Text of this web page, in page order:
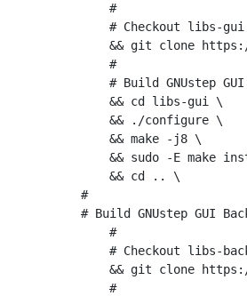
    #
    # Checkout libs-gui
&& git clone
    #
# Build GNUstep GUI
    && cd libs-gui \
    && ./configure \
    && make -j8 \
&& sudo -E make
    && cd .. \
#
# Build GNUstep GUI
    #
# Checkout libs-
&& git clone
    #